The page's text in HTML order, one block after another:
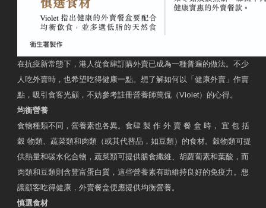
在抗疫新常態下，港人從食肆訂購外賣已成為一種普遍的做法。不少
人吃外賣時，也希望吃得健康一點。想了解如何以「健康外賣」作賣
點，吸引食客光顧，不妨參考註冊營養師萬侃（Violet）的心得。
均衡營養
食物種類不同，營養素也各異。食肆 製 作 外 賣 餐 盒 時， 宜 包 括
穀 物類、蔬菜類和肉類（或其代替品，如豆類）的食材。穀物類可提
供熱量和碳水化合物，蔬菜類可提供膳食纖維、胡蘿蔔素和葉酸，而
肉類和豆類則含豐富蛋白質，這些營養素有助維持良好的免疫力。想
讓顧客吃得健康，外賣餐盒便應提供均衡營養。
慎選食材